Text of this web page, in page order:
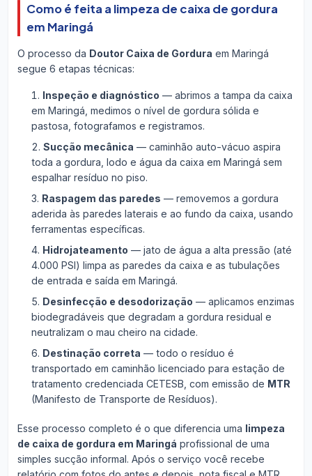
Como é feita a limpeza de caixa de gordura
em Maringá
O processo da Doutor Caixa de Gordura em Maringá
segue 6 etapas técnicas:
Inspeção e diagnóstico — abrimos a tampa da caixa
em Maringá, medimos o nível de gordura sólida e
pastosa, fotografamos e registramos.
Sucção mecânica — caminhão auto-vácuo aspira
toda a gordura, lodo e água da caixa em Maringá sem
espalhar resíduo no piso.
Raspagem das paredes — removemos a gordura
aderida às paredes laterais e ao fundo da caixa, usando
ferramentas específicas.
Hidrojateamento — jato de água a alta pressão (até
4.000 PSI) limpa as paredes da caixa e as tubulações
de entrada e saída em Maringá.
Desinfecção e desodorização — aplicamos enzimas
biodegradáveis que degradam a gordura residual e
neutralizam o mau cheiro na cidade.
Destinação correta — todo o resíduo é
transportado em caminhão licenciado para estação de
tratamento credenciada CETESB, com emissão de MTR
(Manifesto de Transporte de Resíduos).
Esse processo completo é o que diferencia uma limpeza
de caixa de gordura em Maringá profissional de uma
simples sucção informal. Após o serviço você recebe